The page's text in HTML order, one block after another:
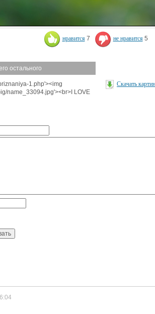
нравится 7 не нравится 5
остального
1.php'><img
name_33094.jpg'><br>I LOVE
Скачать